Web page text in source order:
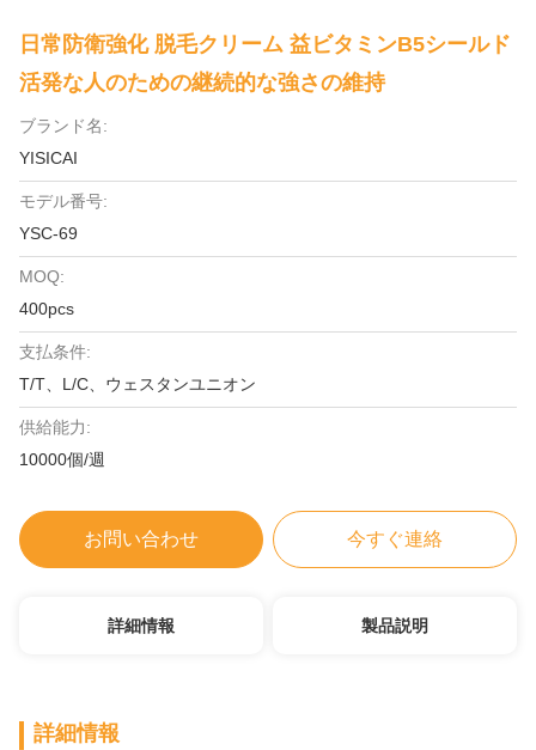
日常防衛強化 脱毛クリーム 益ビタミンB5シールド
活発な人のための継続的な強さの維持
ブランド名:
YISICAI
モデル番号:
YSC-69
MOQ:
400pcs
支払条件:
T/T、L/C、ウェスタンユニオン
供給能力:
10000個/週
お問い合わせ 今すぐ連絡
詳細情報 製品説明
詳細情報